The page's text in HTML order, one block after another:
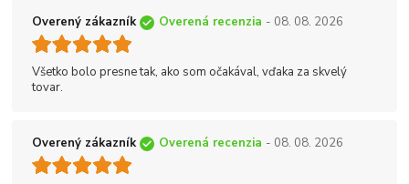
Overený zákazník Overená recenzia - 08. 08. 2026
Všetko bolo presne tak, ako som očakával, vďaka za skvelý
tovar.
Overený zákazník Overená recenzia - 08. 08. 2026